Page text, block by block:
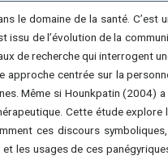
le domaine de la santé.
de l’évolution de la
de recherche qui interrogent
centrée sur la
Même si Hounkpatin
Cette étude
ces discours
les usages de ces